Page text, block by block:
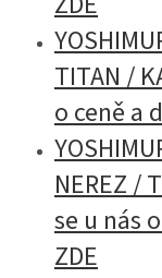
TITAN /
o ceně a
NEREZ /
se u nás
ZDE